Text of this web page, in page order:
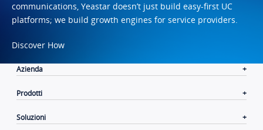
communications, Yeastar doesn’t just build easy-first UC
platforms; we build growth engines for service providers.
Discover How
Azienda
Prodotti
Soluzioni